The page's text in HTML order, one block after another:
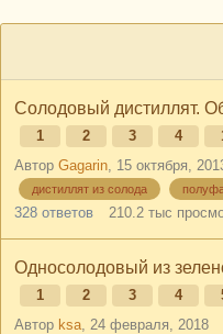
Солодовый дистиллят.
1 2 3 4
Автор Gagarin 15 октября,
дистиллят из солода
328 ответов 210.2 тыс
Односолодовый из
1 2 3 4
Автор ksa 24 февраля, 2018